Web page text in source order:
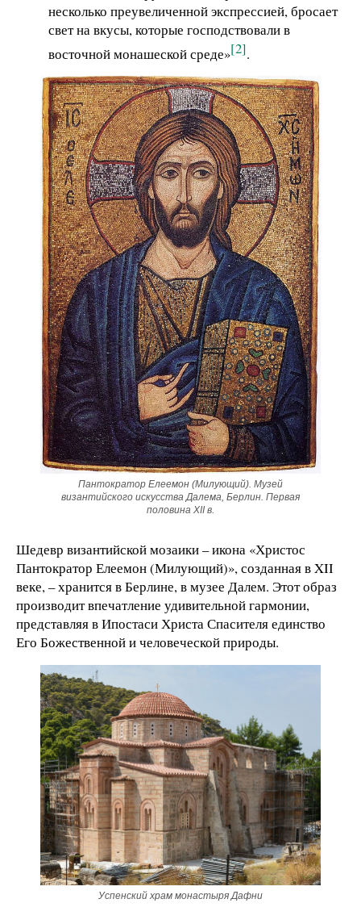
несколько преувеличенной экспрессией, бросает
свет на вкусы, которые господствовали в
восточной монашеской среде»[2].
Пантократор Елеемон (Милующий). Музей
византийского искусства Далема, Берлин. Первая
половина XII в.
Шедевр византийской мозаики – икона «Христос
Пантократор Елеемон (Милующий)», созданная в XII
веке, – хранится в Берлине, в музее Далем. Этот образ
производит впечатление удивительной гармонии,
представляя в Ипостаси Христа Спасителя единство
Его Божественной и человеческой природы.
Успенский храм монастыря Дафни